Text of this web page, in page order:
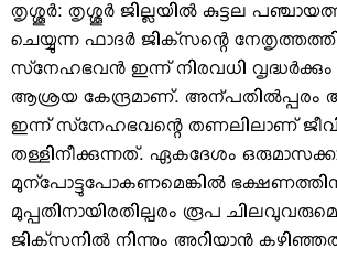
തൃശ്ശൂര്‍: തൃശ്ശൂര്‍ ജില്ലയില്‍ കുട്ടല
ചെയ്യുന്ന ഫാദര്‍ ജിക്‌സന്റെ
സ്‌നേഹഭവന്‍ ഇന്ന് നിരവധി
ആശ്രയ കേന്ദ്രമാണ്. അന്പതില്‍പ്പരം
ഇന്ന് സ്‌നേഹഭവന്റെ തണലിലാണ്
തള്ളിനീക്കുന്നത്. ഏകദേശം
മുന്‌പോട്ടുപോകണമെങ്കില്‍ ഭക്ഷണത്തിന്
മുപ്പതിനായിരതില്പരം രൂപ
ജിക്‌സനില്‍ നിന്നും അറിയാന്‍